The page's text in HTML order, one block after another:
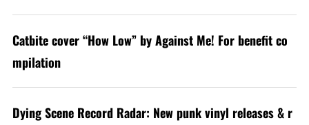
Catbite cover “How Low” by Against Me! For benefit co
mpilation
Dying Scene Record Radar: New punk vinyl releases & r